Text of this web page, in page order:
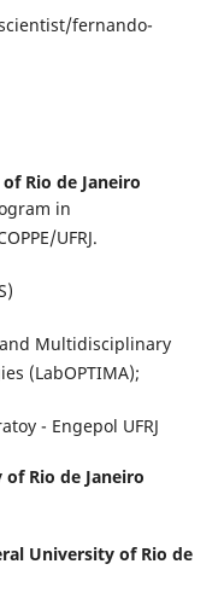
fernando-
Rio de Janeiro
in
UFRJ.
Multidisciplinary
(LabOPTIMA);
- Engepol UFRJ
Rio de Janeiro
University of Rio de